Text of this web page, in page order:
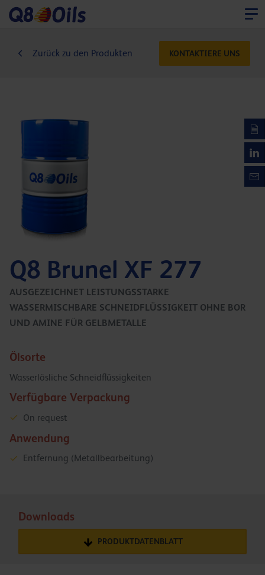
Zurück zu den Produkten KONTAKTIERE UNS
Q8 Brunel XF 277
AUSGEZEICHNET LEISTUNGSSTARKE
WASSERMISCHBARE SCHNEIDFLÜSSIGKEIT OHNE BOR
UND AMINE FÜR GELBMETALLE
Ölsorte
Wasserlösliche Schneidflüssigkeiten
Verfügbare Verpackung
On request
Anwendung
Entfernung (Metallbearbeitung)
Downloads
PRODUKTDATENBLATT